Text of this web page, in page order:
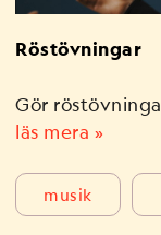
Röstövningar
Gör
läs mera »
musik